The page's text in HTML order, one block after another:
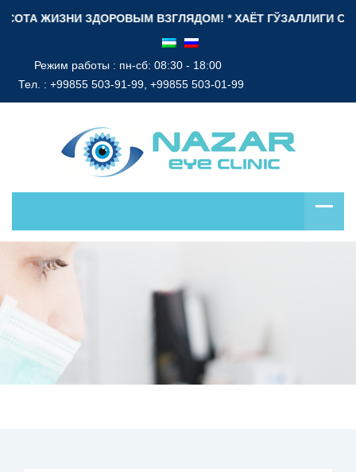
ЖИЗНИ ЗДОРОВЫМ ВЗГЛЯДОМ! * ХАЁТ ГЎЗАЛЛИГИ СОҒЛОМ
Режим работы : пн-сб: 08:30 - 18:00
Тел. : +99855 503-91-99, +99855 503-01-99